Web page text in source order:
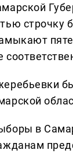
строчку
в